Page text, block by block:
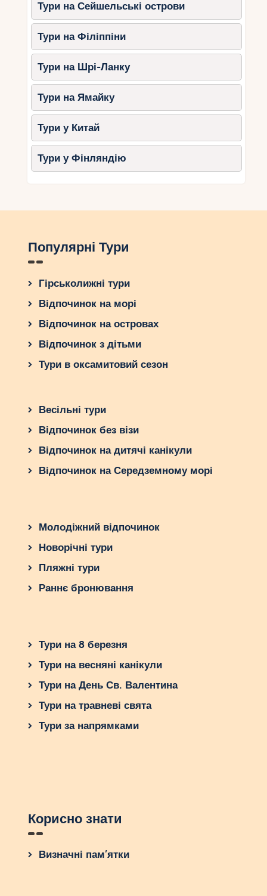
Тури на Сейшельські острови
Тури на Філіппіни
Тури на Шрі-Ланку
Тури на Ямайку
Тури у Китай
Тури у Фінляндію
Популярні Тури
Гірськолижні тури
Відпочинок на морі
Відпочинок на островах
Відпочинок з дітьми
Тури в оксамитовий сезон
Весільні тури
Відпочинок без візи
Відпочинок на дитячі канікули
Відпочинок на Середземному морі
Молодіжний відпочинок
Новорічні тури
Пляжні тури
Раннє бронювання
Тури на 8 березня
Тури на весняні канікули
Тури на День Св. Валентина
Тури на травневі свята
Тури за напрямками
Корисно знати
Визначні пам’ятки